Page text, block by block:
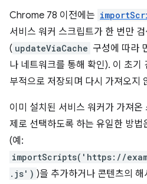
Chrome 78 이전에는
서비스 워커 스크립트가 한 번만
( updateViaCache 구성에 따라
나 네트워크를 통해 확인). 이 초기
부적으로 저장되며 다시 가져오지
이미 설치된 서비스 워커가 가져
제로 선택하도록 하는 유일한 방법
(예:
importScripts('https://
.js') )을 추가하거나 콘텐츠의 해